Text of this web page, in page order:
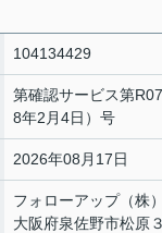
104134429
第確認サービス第
8年2月4日）号
2026年08月17日
フォローアップ（株）
大阪府泉佐野市松原